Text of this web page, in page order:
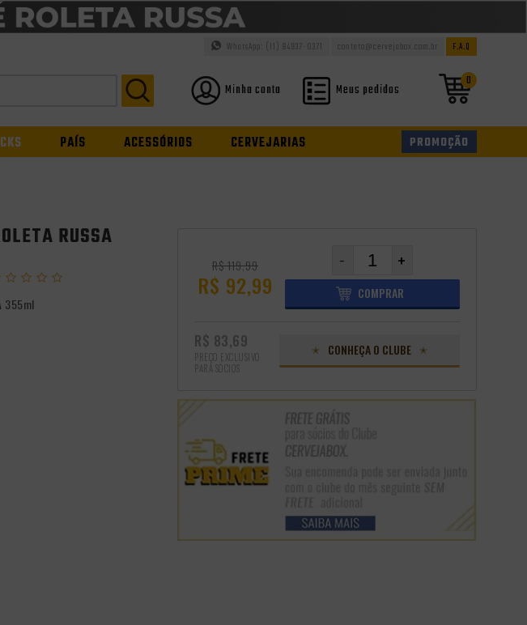
F.A.Q
contato@cervejabox.com.br
WhatsApp: (11) 94937-0371
0
Minha conta Meus pedidos
PAÍS ACESSÓRIOS CERVEJARIAS PROMOÇÃO
RUSSA
355ml
R$ 119,99
R$ 92,99
- +
COMPRAR
R$ 83,69
PREÇO EXCLUSIVO
PARA SÓCIOS
CONHEÇA O CLUBE